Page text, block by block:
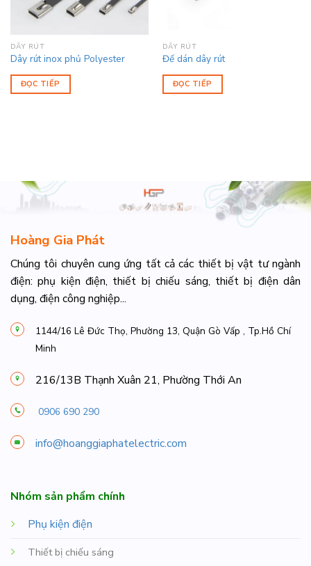
DÂY RÚT
Dây rút inox phủ Polyester
ĐỌC TIẾP
DÂY RÚT
Đế dán dây rút
ĐỌC TIẾP
Hoàng Gia Phát
Chúng tôi chuyên cung ứng tất cả các thiết bị vật tư ngành
điện: phụ kiện điện, thiết bị chiếu sáng, thiết bị điện dân
dụng, điện công nghiệp...
1144/16 Lê Đức Thọ, Phường 13, Quận Gò Vấp , Tp.Hồ Chí
Minh
216/13B Thạnh Xuân 21, Phường Thới An
0906 690 290
info@hoanggiaphatelectric.com
Nhóm sản phẩm chính
Phụ kiện điện
Thiết bị chiếu sáng